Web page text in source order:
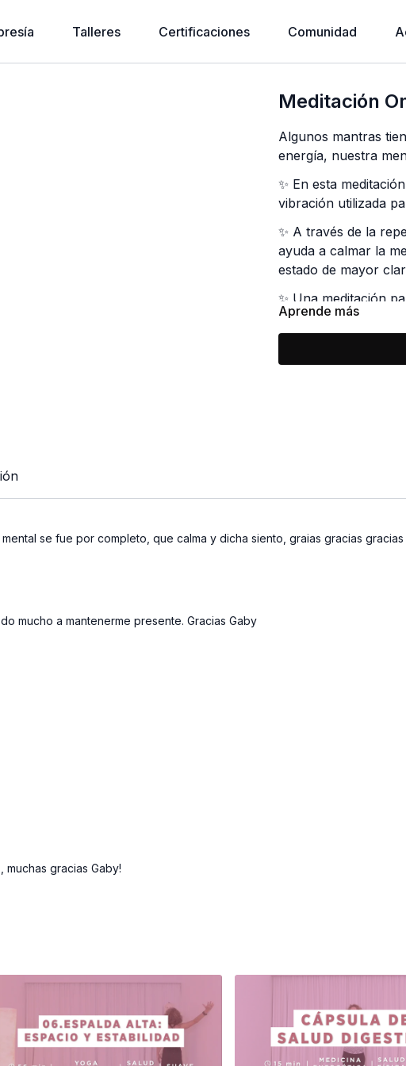
Talleres Certificaciones Comunidad
Meditación
Algunos mantras
energía, nuestra
✨ En esta
vibración utilizada
✨ A través de la
ayuda a calmar la
estado de mayor
✨ Una meditación
y recordar la
Aprende más
se fue por completo, que calma y dicha siento, graias gracias gracias
mucho a mantenerme presente. Gracias Gaby
gracias Gaby!